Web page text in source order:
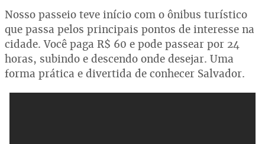
Nosso passeio teve início com o ônibus turístico
que passa pelos principais pontos de interesse na
cidade. Você paga R$ 60 e pode passear por 24
horas, subindo e descendo onde desejar. Uma
forma prática e divertida de conhecer Salvador.